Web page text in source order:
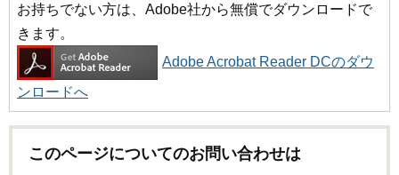
お持ちでない方は、Adobe社から無償でダウンロードで
きます。
Adobe Acrobat Reader DCのダウ
ンロードへ
このページについてのお問い合わせは